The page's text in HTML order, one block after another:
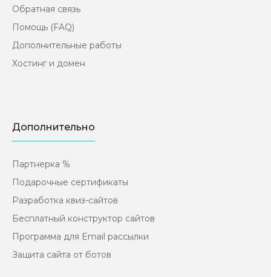
Обратная связь
Помощь (FAQ)
Дополнительные работы
Хостинг и домен
Дополнительно
Партнерка %
Подарочные сертификаты
Разработка квиз-сайтов
Бесплатный конструктор сайтов
Программа для Email рассылки
Защита сайта от ботов